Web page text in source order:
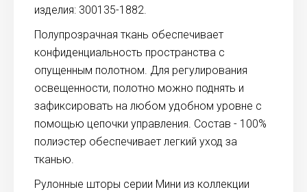
изделия: 300135-1882.
Полупрозрачная ткань обеспечивает
конфиденциальность пространства с
опущенным полотном. Для регулирования
освещенности, полотно можно поднять и
зафиксировать на любом удобном уровне с
помощью цепочки управления. Состав - 100%
полиэстер обеспечивает легкий уход за
тканью.
Рулонные шторы серии Мини из коллекции